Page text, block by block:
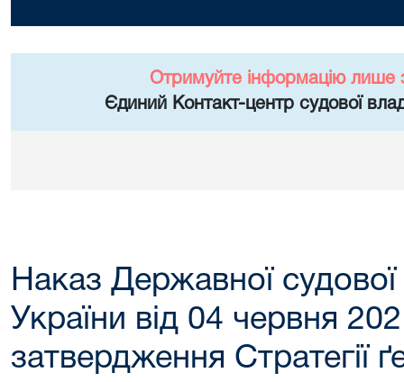
Отримуйте інформацію лише
Єдиний Контакт-центр судової
Наказ Державної судової
України від 04 червня
затвердження Стратегії